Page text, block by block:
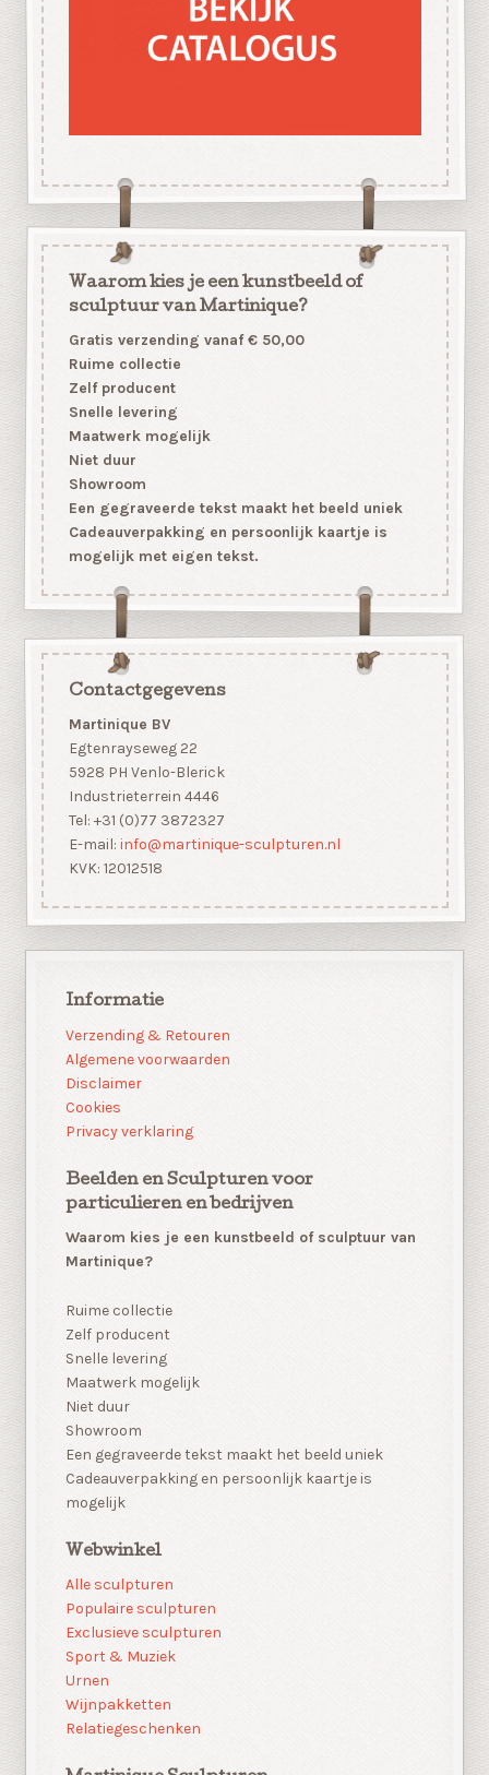
Waarom kies je een kunstbeeld of
sculptuur van Martinique?
Gratis verzending vanaf € 50,00
Ruime collectie
Zelf producent
Snelle levering
Maatwerk mogelijk
Niet duur
Showroom
Een gegraveerde tekst maakt het beeld uniek
Cadeauverpakking en persoonlijk kaartje is
mogelijk met eigen tekst.
Contactgegevens
Martinique BV
Egtenrayseweg 22
5928 PH Venlo-Blerick
Industrieterrein 4446
Tel: +31 (0)77 3872327
E-mail: info@martinique-sculpturen.nl
KVK: 12012518
Informatie
Verzending & Retouren
Algemene voorwaarden
Disclaimer
Cookies
Privacy verklaring
Beelden en Sculpturen voor
particulieren en bedrijven
Waarom kies je een kunstbeeld of sculptuur van
Martinique?
Ruime collectie
Zelf producent
Snelle levering
Maatwerk mogelijk
Niet duur
Showroom
Een gegraveerde tekst maakt het beeld uniek
Cadeauverpakking en persoonlijk kaartje is
mogelijk
Webwinkel
Alle sculpturen
Populaire sculpturen
Exclusieve sculpturen
Sport & Muziek
Urnen
Wijnpakketten
Relatiegeschenken